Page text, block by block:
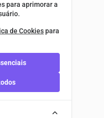
de
para aprimorar a
de Cookiespara